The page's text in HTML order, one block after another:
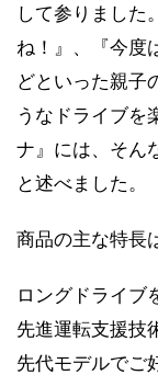
して参りました
ね！』、『今度
どといった親子
うなドライブを
ナ』には、そん
と述べました。
商品の主な特長
ロングドライブ
先進運転支援技
先代モデルでご